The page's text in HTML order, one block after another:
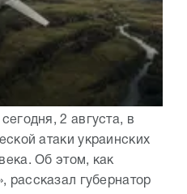
2 августа, в
атаки украинских
Об этом, как
губернатор